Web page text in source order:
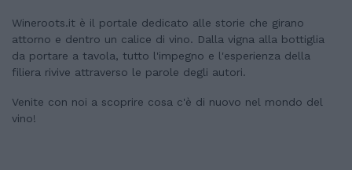
Wineroots.it è il portale dedicato alle storie che girano
attorno e dentro un calice di vino. Dalla vigna alla bottiglia
da portare a tavola, tutto l'impegno e l'esperienza della
filiera rivive attraverso le parole degli autori.
Venite con noi a scoprire cosa c'è di nuovo nel mondo del
vino!